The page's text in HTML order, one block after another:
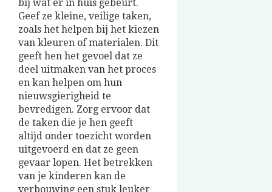
bij wat er in huis gebeurt.
Geef ze kleine, veilige taken,
zoals het helpen bij het kiezen
van kleuren of materialen. Dit
geeft hen het gevoel dat ze
deel uitmaken van het proces
en kan helpen om hun
nieuwsgierigheid te
bevredigen. Zorg ervoor dat
de taken die je hen geeft
altijd onder toezicht worden
uitgevoerd en dat ze geen
gevaar lopen. Het betrekken
van je kinderen kan de
verbouwing een stuk leuker